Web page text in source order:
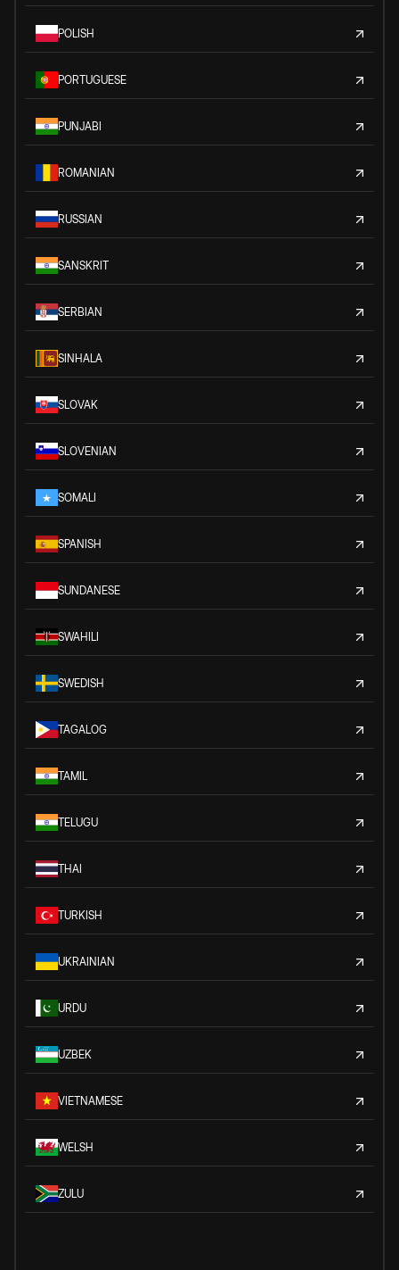
POLISH
PORTUGUESE
PUNJABI
ROMANIAN
RUSSIAN
SANSKRIT
SERBIAN
SINHALA
SLOVAK
SLOVENIAN
SOMALI
SPANISH
SUNDANESE
SWAHILI
SWEDISH
TAGALOG
TAMIL
TELUGU
THAI
TURKISH
UKRAINIAN
URDU
UZBEK
VIETNAMESE
WELSH
ZULU